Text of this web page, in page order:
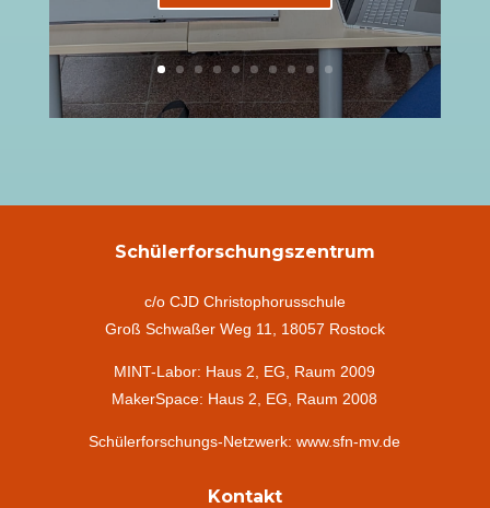
Schülerforschungszentrum
c/o CJD Christophorusschule
Groß Schwaßer Weg 11, 18057 Rostock
MINT-Labor: Haus 2, EG, Raum 2009
MakerSpace: Haus 2, EG, Raum 2008
Schülerforschungs-Netzwerk: www.sfn-mv.de
Kontakt